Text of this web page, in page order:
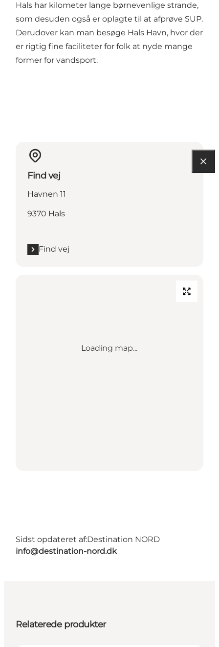
Hals har kilometer lange børnevenlige strande,
som desuden også er oplagte til at afprøve SUP.
Derudover kan man besøge Hals Havn, hvor der
er rigtig fine faciliteter for folk at nyde mange
former for vandsport.
Find vej
Havnen 11
9370 Hals
Find vej
Loading map...
Sidst opdateret af:Destination NORD
info@destination-nord.dk
Relaterede produkter